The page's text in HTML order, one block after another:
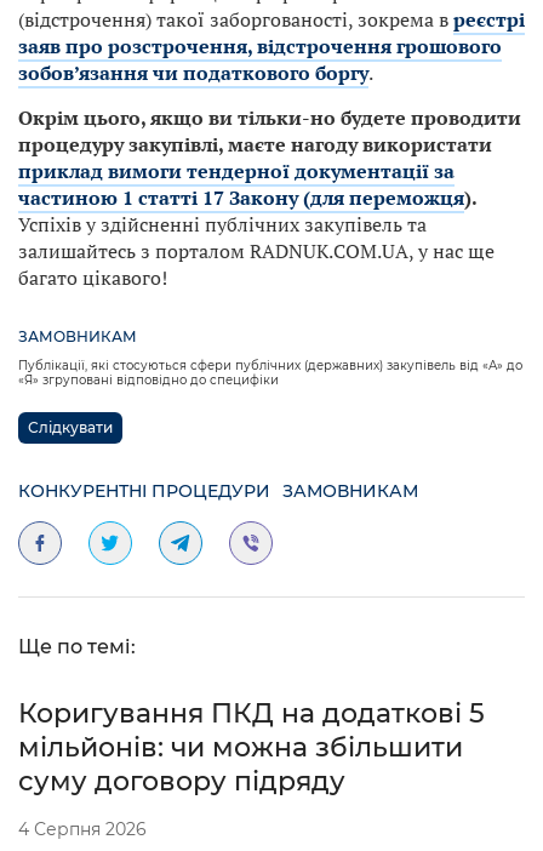
(відстрочення) такої заборгованості, зокрема вреєстрі
заяв про розстрочення, відстрочення грошового
зобов’язання чи податкового боргу.
Окрім цього, якщо ви тільки-но будете проводити
процедуру закупівлі, маєте нагоду використати
приклад вимоги тендерної документації за
частиною 1 статті 17 Закону (для переможця).
Успіхів у здійсненні публічних закупівель та
залишайтесь з порталом RADNUK.COM.UA, у нас ще
багато цікавого!
ЗАМОВНИКАМ
Публікації, які стосуються сфери публічних (державних) закупівель від «А» до
«Я» згруповані відповідно до специфіки
Слідкувати
КОНКУРЕНТНІ ПРОЦЕДУРИ ЗАМОВНИКАМ
Ще по темі:
Коригування ПКД на додаткові 5
мільйонів: чи можна збільшити
суму договору підряду
4 Серпня 2026